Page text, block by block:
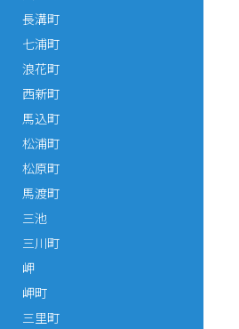
長溝町
七浦町
浪花町
西新町
馬込町
松浦町
松原町
馬渡町
三池
三川町
岬
岬町
三里町